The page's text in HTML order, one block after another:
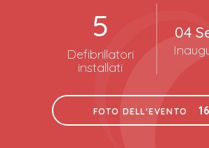
5
Defibrillatori
installati
04
FOTO DELL'EVENTO 16